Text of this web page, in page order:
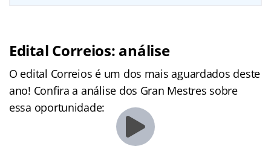
Edital Correios: análise
O edital Correios é um dos mais aguardados deste
ano! Confira a análise dos Gran Mestres sobre
essa oportunidade: